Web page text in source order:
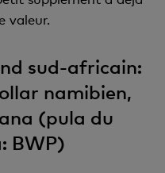
valeur.
sud-africain:
namibien,
(pula du
BWP)